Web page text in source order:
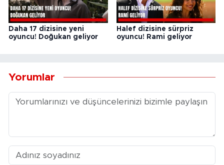
Daha 17 dizisine yeni
oyuncu! Doğukan geliyor
Halef dizisine sürpriz
oyuncu! Rami geliyor
Yorumlar